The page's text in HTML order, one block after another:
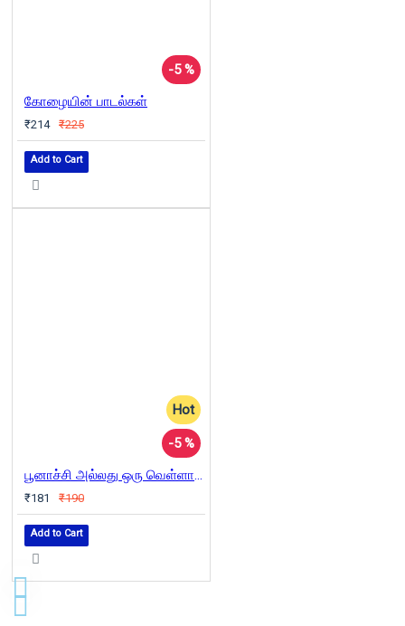
-5 %
கோழையின் பாடல்கள்
₹214 ₹225
Add to Cart
Hot
-5 %
பூனாச்சி அல்லது ஒரு வெள்ளாட்டின் கதை
₹181 ₹190
Add to Cart